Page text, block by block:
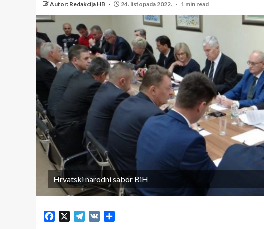
Autor: Redakcija HB 24. listopada 2022. 1 min read
Hrvatski narodni sabor BiH
Facebook Telegram
VK